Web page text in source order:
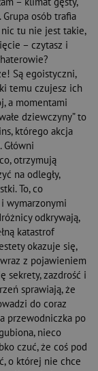
osób trafia
nic tu nie jest takie,
– czytasz i
Są egoistyczni,
temu czujesz ich
a momentami
dziewczyny” to
którego akcja
otrzymują
na odległy,
To, co
wymarzonymi
odkrywają,
katastrof
okazuje się,
z pojawieniem
sekrety, zazdrość i
sprawiają, że
do coraz
przewodniczka po
nieco
czuć, że coś pod
o której nie chce